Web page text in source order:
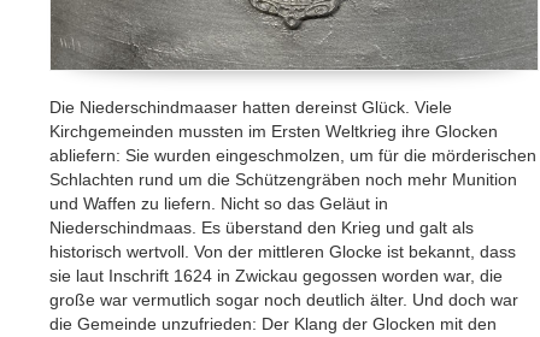
Die Niederschindmaaser hatten dereinst Glück. Viele
Kirchgemeinden mussten im Ersten Weltkrieg ihre Glocken
abliefern: Sie wurden eingeschmolzen, um für die mörderischen
Schlachten rund um die Schützengräben noch mehr Munition
und Waffen zu liefern. Nicht so das Geläut in
Niederschindmaas. Es überstand den Krieg und galt als
historisch wertvoll. Von der mittleren Glocke ist bekannt, dass
sie laut Inschrift 1624 in Zwickau gegossen worden war, die
große war vermutlich sogar noch deutlich älter. Und doch war
die Gemeinde unzufrieden: Der Klang der Glocken mit den